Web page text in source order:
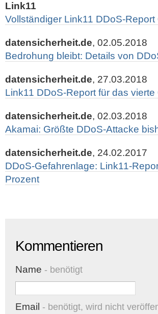
Link11
Vollständiger Link11 DDoS-Report
datensicherheit.de, 02.05.2018
Bedrohung bleibt: Details von
datensicherheit.de, 27.03.2018
Link11 DDoS-Report für das
datensicherheit.de, 02.03.2018
Akamai: Größte DDoS-Attacke
datensicherheit.de, 24.02.2017
DDoS-Gefahrenlage: Link11-
Prozent
Kommentieren
Name - benötigt
Email - benötigt, wird nicht